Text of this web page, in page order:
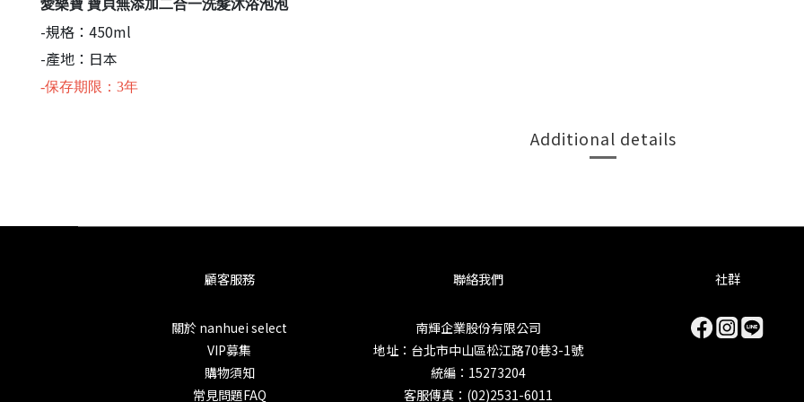
愛樂寶 寶貝無添加二合一洗髮沐浴泡泡
-規格：450ml
-產地：日本
-保存期限：3年
Additional details
顧客服務
關於 nanhuei select
VIP募集
購物須知
常見問題FAQ
聯絡我們
南輝企業股份有限公司
地址：台北市中山區松江路70巷3-1號
統編：15273204
客服傳真：(02)2531-6011
社群